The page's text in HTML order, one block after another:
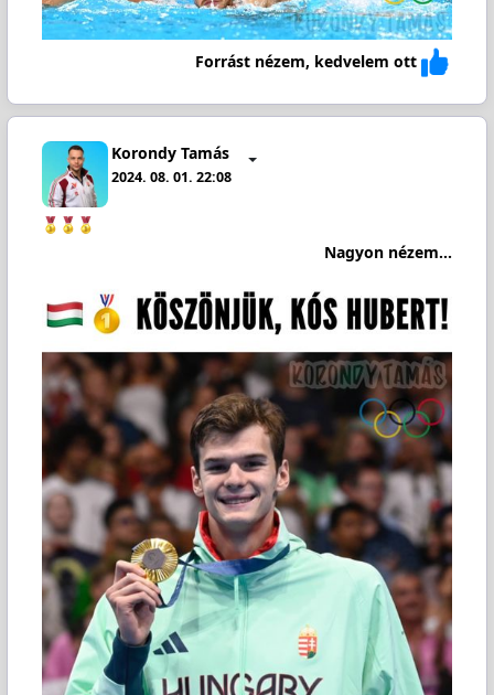
Forrást nézem, kedvelem ott
Korondy Tamás
2024. 08. 01. 22:08
Nagyon nézem...